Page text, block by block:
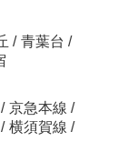
/ 青葉台 /
/ 京急本線 /
/ 横須賀線 /